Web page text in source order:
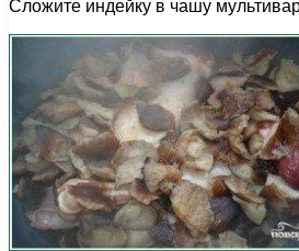
Сложите индейку в чашу